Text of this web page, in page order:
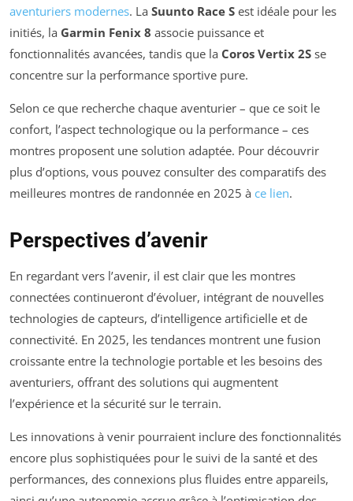
aventuriers modernes. La Suunto Race S est idéale pour les
initiés, la Garmin Fenix 8 associe puissance et
fonctionnalités avancées, tandis que la Coros Vertix 2S se
concentre sur la performance sportive pure.
Selon ce que recherche chaque aventurier – que ce soit le
confort, l’aspect technologique ou la performance – ces
montres proposent une solution adaptée. Pour découvrir
plus d’options, vous pouvez consulter des comparatifs des
meilleures montres de randonnée en 2025 à ce lien.
Perspectives d’avenir
En regardant vers l’avenir, il est clair que les montres
connectées continueront d’évoluer, intégrant de nouvelles
technologies de capteurs, d’intelligence artificielle et de
connectivité. En 2025, les tendances montrent une fusion
croissante entre la technologie portable et les besoins des
aventuriers, offrant des solutions qui augmentent
l’expérience et la sécurité sur le terrain.
Les innovations à venir pourraient inclure des fonctionnalités
encore plus sophistiquées pour le suivi de la santé et des
performances, des connexions plus fluides entre appareils,